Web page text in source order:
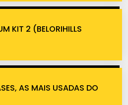
KIT 2 (BELORIHILLS
AS MAIS USADAS DO